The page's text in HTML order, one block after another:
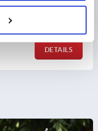
ab30,44 €
zzgl. Versandkosten